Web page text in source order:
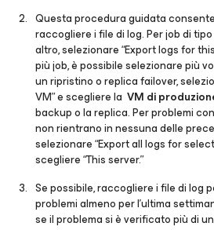
Questa procedura guidata
raccogliere i file di log. Per job di
altro, selezionare “Export logs for
più job, è possibile selezionare più
un ripristino o replica failover,
VM” e scegliere la VM di
backup o la replica. Per problemi
non rientrano in nessuna delle
selezionare “Export all logs for
scegliere “This server.”
Se possibile, raccogliere i file di log
problemi almeno per l'ultima
se il problema si è verificato più di